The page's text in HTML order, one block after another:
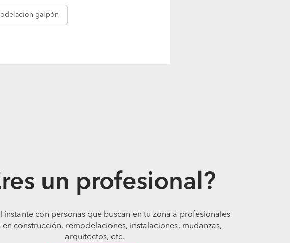
galpón
un profesional?
instante con personas que buscan en tu zona a profesionales
en construcción, remodelaciones, instalaciones, mudanzas,
arquitectos, etc.